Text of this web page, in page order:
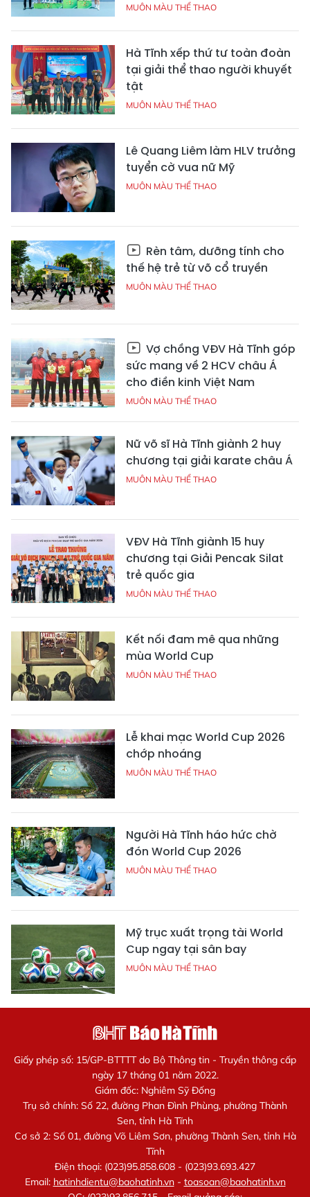
MUÔN MÀU THỂ THAO
Hà Tĩnh xếp thứ tư toàn đoàn
tại giải thể thao người khuyết
tật
MUÔN MÀU THỂ THAO
Lê Quang Liêm làm HLV trưởng
tuyển cờ vua nữ Mỹ
MUÔN MÀU THỂ THAO
Rèn tâm, dưỡng tính cho
thế hệ trẻ từ võ cổ truyền
MUÔN MÀU THỂ THAO
Vợ chồng VĐV Hà Tĩnh góp
sức mang về 2 HCV châu Á
cho điền kinh Việt Nam
MUÔN MÀU THỂ THAO
Nữ võ sĩ Hà Tĩnh giành 2 huy
chương tại giải karate châu Á
MUÔN MÀU THỂ THAO
VĐV Hà Tĩnh giành 15 huy
chương tại Giải Pencak Silat
trẻ quốc gia
MUÔN MÀU THỂ THAO
Kết nối đam mê qua những
mùa World Cup
MUÔN MÀU THỂ THAO
Lễ khai mạc World Cup 2026
chớp nhoáng
MUÔN MÀU THỂ THAO
Người Hà Tĩnh háo hức chờ
đón World Cup 2026
MUÔN MÀU THỂ THAO
Mỹ trục xuất trọng tài World
Cup ngay tại sân bay
MUÔN MÀU THỂ THAO
Giấy phép số: 15/GP-BTTTT do Bộ Thông tin - Truyền thông cấp
ngày 17 tháng 01 năm 2022.
Giám đốc: Nghiêm Sỹ Đống
Trụ sở chính: Số 22, đường Phan Đình Phùng, phường Thành
Sen, tỉnh Hà Tĩnh
Cơ sở 2: Số 01, đường Võ Liêm Sơn, phường Thành Sen, tỉnh Hà
Tĩnh
Điện thoại: (023)95.858.608 - (023)93.693.427
Email: hatinhdientu@baohatinh.vn- toasoan@baohatinh.vn